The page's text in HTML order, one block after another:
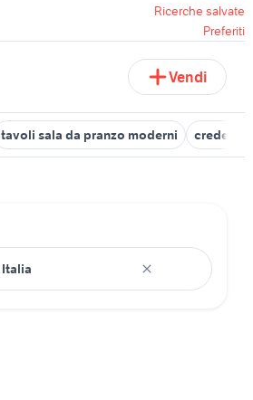
Ricerche salvate
Preferiti
Vendi
tavoli sala da pranzo moderni credenza